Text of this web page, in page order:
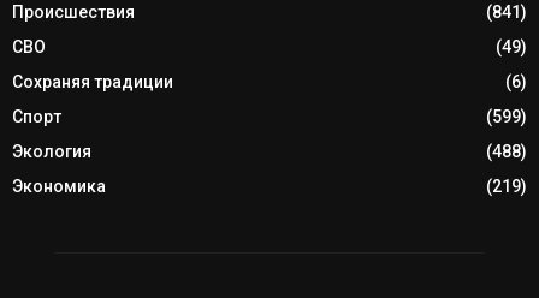
Происшествия
(841)
СВО
(49)
Сохраняя традиции
(6)
Спорт
(599)
Экология
(488)
Экономика
(219)